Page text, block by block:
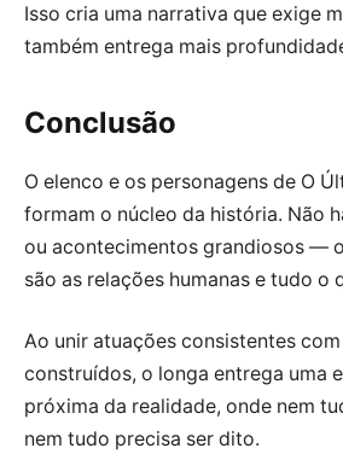
Isso cria uma narrativa que exige
também entrega mais
Conclusão
O elenco e os personagens de O
formam o núcleo da história. Não
ou acontecimentos grandiosos —
são as relações humanas e tudo o
Ao unir atuações consistentes
construídos, o longa entrega uma
próxima da realidade, onde nem
nem tudo precisa ser dito.